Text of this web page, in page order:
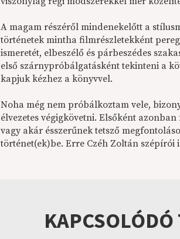
A magam részéről mindenekelőtt a
történetek mintha filmrészletekként
ismeretét, elbeszélő és párbeszédes
első szárnypróbálgatásként tekinteni a
kapjuk kézhez a könyvvel.
Noha még nem próbálkoztam vele,
élvezetes végigkövetni. Elsőként
vagy akár ésszerűnek tetsző
történet(ek)be. Erre Czéh Zoltán szépírói